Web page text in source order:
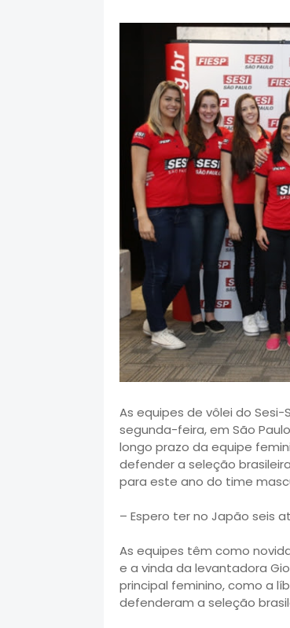
As equipes de vôlei do
segunda-feira, em São
longo prazo da equipe
defender a seleção
para este ano do time
– Espero ter no Japão seis
As equipes têm como
e a vinda da levantadora
principal feminino, como a
defenderam a seleção